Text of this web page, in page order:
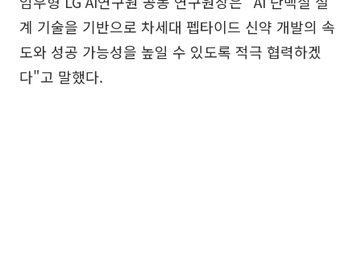
계 기술을 기반으로 차세대 펩타이드 신약 개발의 속
도와 성공 가능성을 높일 수 있도록 적극 협력하겠
다"고 말했다.